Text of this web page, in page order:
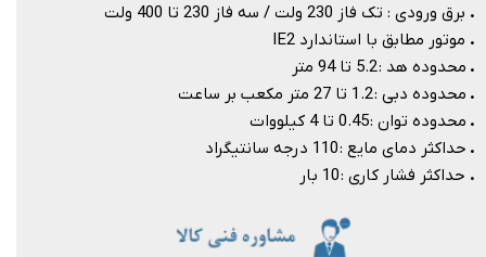
. برق ورودی : تک فاز 230 ولت / سه فاز 230 تا 400 ولت
. موتور مطابق با استاندارد IE2
. محدوده هد : 5.2 تا 94 متر
. محدوده دبی : 1.2 تا 27 متر مکعب بر ساعت
. محدوده توان : 0.45 تا 4 کیلووات
. حداکثر دمای مایع : 110 درجه سانتیگراد
. حداکثر فشار کاری : 10 بار